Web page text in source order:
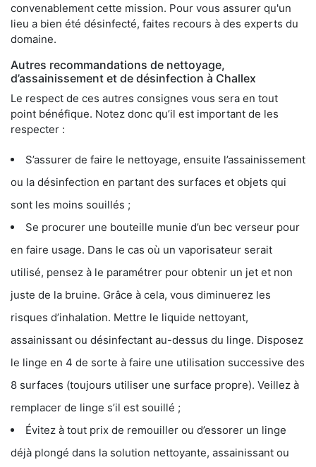
convenablement cette mission. Pour vous assurer qu'un
lieu a bien été désinfecté, faites recours à des experts du
domaine.
Autres recommandations de nettoyage,
d’assainissement et de désinfection à Challex
Le respect de ces autres consignes vous sera en tout
point bénéfique. Notez donc qu’il est important de les
respecter :
S’assurer de faire le nettoyage, ensuite l’assainissement
ou la désinfection en partant des surfaces et objets qui
sont les moins souillés ;
Se procurer une bouteille munie d’un bec verseur pour
en faire usage. Dans le cas où un vaporisateur serait
utilisé, pensez à le paramétrer pour obtenir un jet et non
juste de la bruine. Grâce à cela, vous diminuerez les
risques d’inhalation. Mettre le liquide nettoyant,
assainissant ou désinfectant au-dessus du linge. Disposez
le linge en 4 de sorte à faire une utilisation successive des
8 surfaces (toujours utiliser une surface propre). Veillez à
remplacer de linge s’il est souillé ;
Évitez à tout prix de remouiller ou d’essorer un linge
déjà plongé dans la solution nettoyante, assainissant ou